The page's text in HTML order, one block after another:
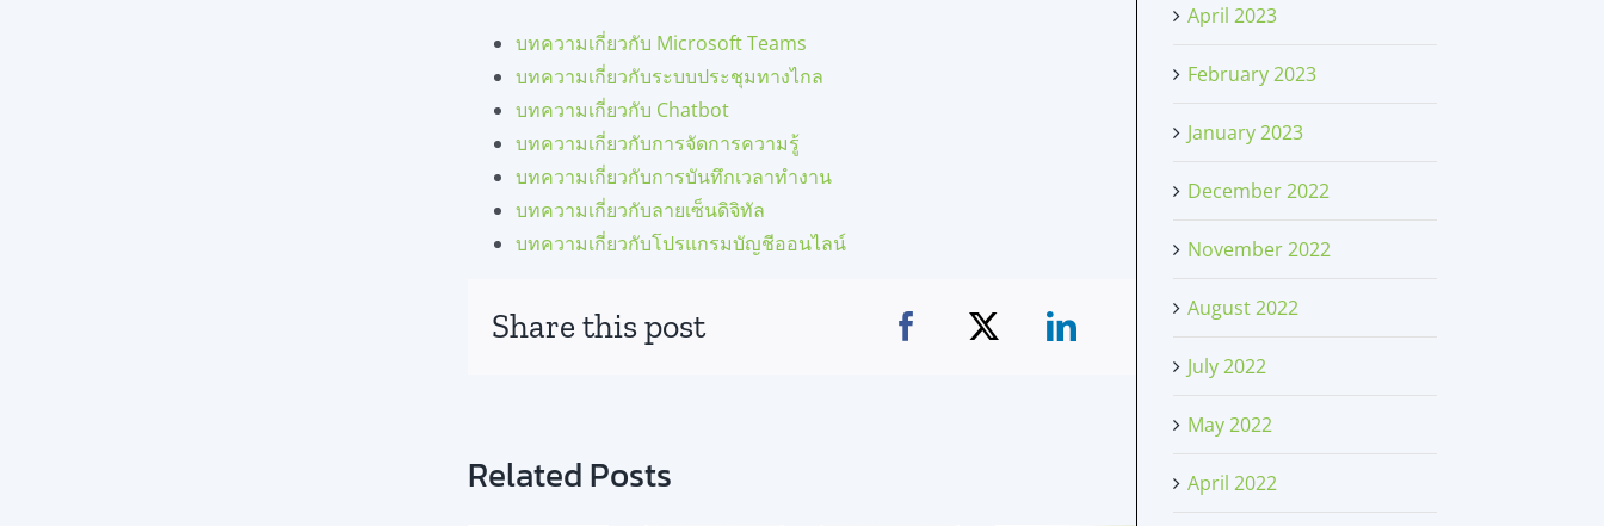
บทความเกี่ยวกับ Microsoft Teams
บทความเกี่ยวกับระบบประชุมทางไกล
บทความเกี่ยวกับ Chatbot
บทความเกี่ยวกับการจัดการความรู้
บทความเกี่ยวกับการบันทึกเวลาทำงาน
บทความเกี่ยวกับลายเซ็นดิจิทัล
บทความเกี่ยวกับโปรแกรมบัญชีออนไลน์
Share this post
Related Posts
April 2023
February 2023
January 2023
December 2022
November 2022
August 2022
July 2022
May 2022
April 2022